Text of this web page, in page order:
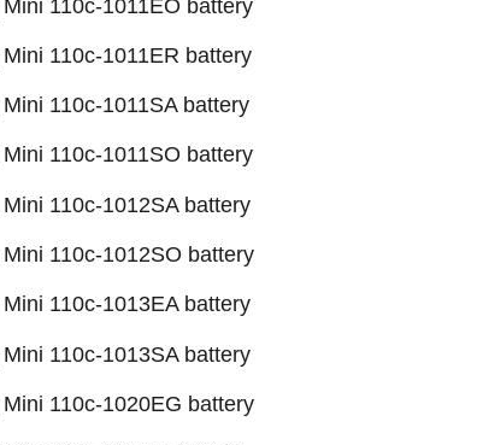
110c-1011EO battery
110c-1011ER battery
110c-1011SA battery
110c-1011SO battery
110c-1012SA battery
110c-1012SO battery
110c-1013EA battery
110c-1013SA battery
110c-1020EG battery